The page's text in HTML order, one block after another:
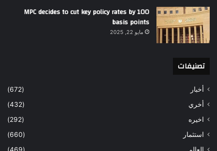
MPC decides to cut key policy rates by 100
basis points
مايو 22, 2025
تصنيفات
أخبار
(672)
أخري
(432)
اخيره
(292)
استثمار
(660)